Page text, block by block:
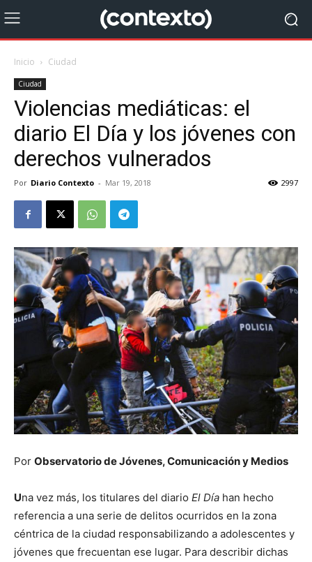
Inicio Ciudad
Ciudad
Violencias mediáticas: el
diario El Día y los jóvenes con
derechos vulnerados
Por Diario Contexto - Mar 19, 2018 2997
Por Observatorio de Jóvenes, Comunicación y Medios
Una vez más, los titulares del diario El Día han hecho
referencia a una serie de delitos ocurridos en la zona
céntrica de la ciudad responsabilizando a adolescentes y
jóvenes que frecuentan ese lugar. Para describir dichas